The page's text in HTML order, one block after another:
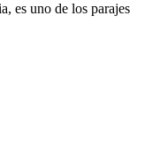
es uno de los parajes